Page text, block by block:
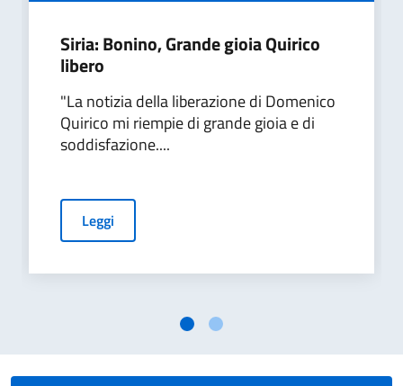
Siria: Bonino, Grande gioia Quirico
libero
"La notizia della liberazione di Domenico
Quirico mi riempie di grande gioia e di
soddisfazione....
Leggi